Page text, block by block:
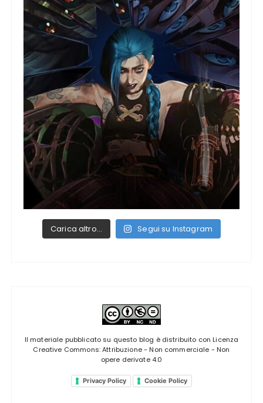
Carica altro… Segui su Instagram
Il materiale pubblicato su questo blog è distribuito con Licenza
Creative Commons: Attribuzione - Non commerciale - Non
opere derivate 4.0
Privacy Policy Cookie Policy